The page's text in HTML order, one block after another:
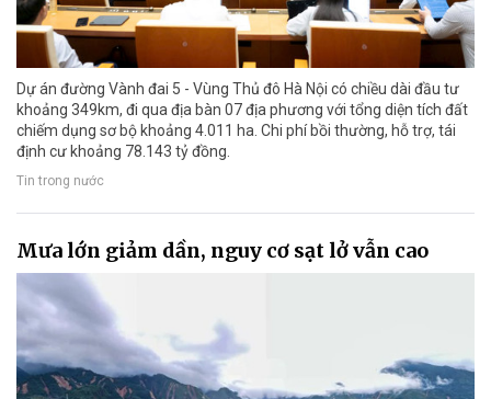
Dự án đường Vành đai 5 - Vùng Thủ đô Hà Nội có chiều dài đầu tư
khoảng 349km, đi qua địa bàn 07 địa phương với tổng diện tích đất
chiếm dụng sơ bộ khoảng 4.011 ha. Chi phí bồi thường, hỗ trợ, tái
định cư khoảng 78.143 tỷ đồng.
Tin trong nước
Mưa lớn giảm dần, nguy cơ sạt lở vẫn cao